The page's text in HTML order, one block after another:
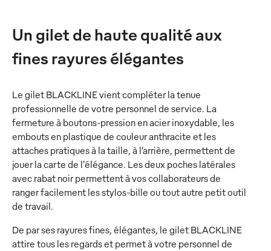
Un gilet de haute qualité aux
fines rayures élégantes
Le gilet BLACKLINE vient compléter la tenue
professionnelle de votre personnel de service. La
fermeture à boutons-pression en acier inoxydable, les
embouts en plastique de couleur anthracite et les
attaches pratiques à la taille, à l’arrière, permettent de
jouer la carte de l’élégance. Les deux poches latérales
avec rabat noir permettent à vos collaborateurs de
ranger facilement les stylos-bille ou tout autre petit outil
de travail.
De par ses rayures fines, élégantes, le gilet BLACKLINE
attire tous les regards et permet à votre personnel de